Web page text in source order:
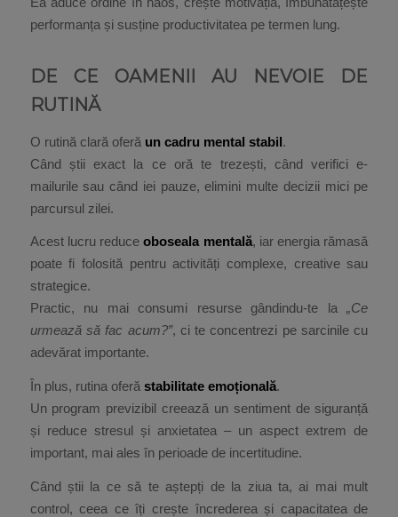
performanța și susține productivitatea pe termen lung.
DE CE OAMENII AU NEVOIE DE
RUTINĂ
O rutină clară oferă un cadru mental stabil.
Când știi exact la ce oră te trezești, când verifici e-
mailurile sau când iei pauze, elimini multe decizii mici pe
parcursul zilei.
Acest lucru reduceoboseala mentală, iar energia rămasă
poate fi folosită pentru activități complexe, creative sau
strategice.
Practic, nu mai consumi resurse gândindu-te la„Ce
urmează să fac acum?”, ci te concentrezi pe sarcinile cu
adevărat importante.
În plus, rutina oferă stabilitate emoțională.
Un program previzibil creează un sentiment de siguranță
și reduce stresul și anxietatea – un aspect extrem de
important, mai ales în perioade de incertitudine.
Când știi la ce să te aștepți de la ziua ta, ai mai mult
control, ceea ce îți crește încrederea și capacitatea de